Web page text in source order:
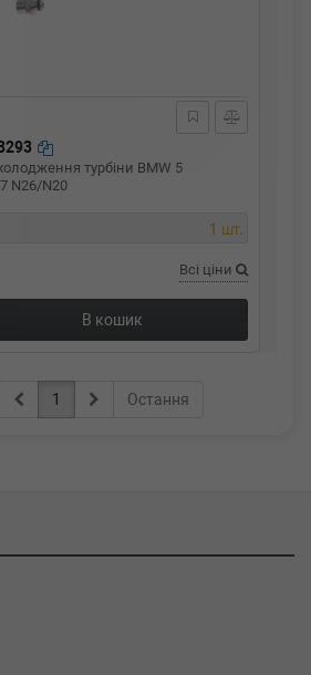
турбіни BMW 5
N26/N20
1 шт.
Всі ціни
В кошик
1 Остання